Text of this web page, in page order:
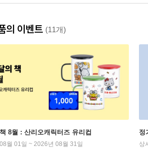
의 이벤트 (11개)
8월 : 산리오캐릭터즈 유리컵
월 01일 ~ 2026년 08월 31일
정
상